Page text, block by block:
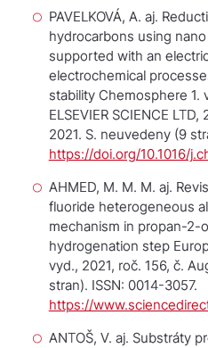
PAVELKOVÁ, A. aj.
hydrocarbons using
supported with an
electrochemical
stability Chemosphere 1.
ELSEVIER SCIENCE
2021. S. neuvedeny (9
https://doi.org/10.1016/
AHMED, M. M. M. aj.
fluoride heterogeneous
mechanism in propan-2-
hydrogenation step
vyd., 2021, roč. 156, č.
stran). ISSN: 0014-3057.
https://
ANTOŠ, V. aj. Substráty